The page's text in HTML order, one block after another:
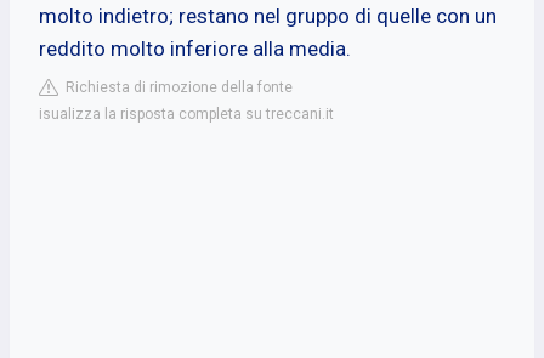
molto indietro; restano nel gruppo di quelle con un
reddito molto inferiore alla media.
Richiesta di rimozione della fonte
isualizza la risposta completa su treccani.it